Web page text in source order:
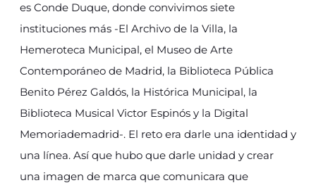
es Conde Duque, donde convivimos siete
instituciones más -El Archivo de la Villa, la
Hemeroteca Municipal, el Museo de Arte
Contemporáneo de Madrid, la Biblioteca Pública
Benito Pérez Galdós, la Histórica Municipal, la
Biblioteca Musical Victor Espinós y la Digital
Memoriademadrid-. El reto era darle una identidad y
una línea. Así que hubo que darle unidad y crear
una imagen de marca que comunicara que